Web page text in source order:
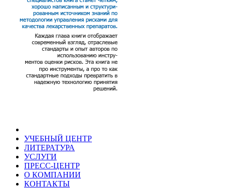
УЧЕБНЫЙ ЦЕНТР
ЛИТЕРАТУРА
УСЛУГИ
ПРЕСС-ЦЕНТР
О КОМПАНИИ
КОНТАКТЫ